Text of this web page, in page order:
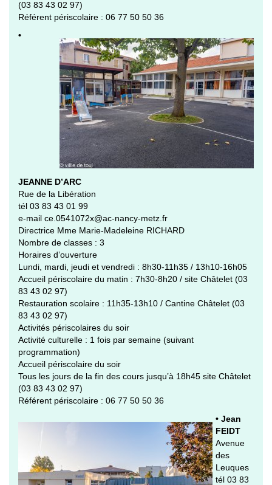
(03 83 43 02 97)
Référent périscolaire : 06 77 50 50 36
•
JEANNE D’ARC
Rue de la Libération
tél 03 83 43 01 99
e-mail ce.0541072x@ac-nancy-metz.fr
Directrice Mme Marie-Madeleine RICHARD
Nombre de classes : 3
Horaires d’ouverture
Lundi, mardi, jeudi et vendredi : 8h30-11h35 / 13h10-16h05
Accueil périscolaire du matin : 7h30-8h20 / site Châtelet (03
83 43 02 97)
Restauration scolaire : 11h35-13h10 / Cantine Châtelet (03
83 43 02 97)
Activités périscolaires du soir
Activité culturelle : 1 fois par semaine (suivant
programmation)
Accueil périscolaire du soir
Tous les jours de la fin des cours jusqu’à 18h45 site Châtelet
(03 83 43 02 97)
Référent périscolaire : 06 77 50 50 36
• Jean
FEIDT
Avenue
des
Leuques
tél 03 83